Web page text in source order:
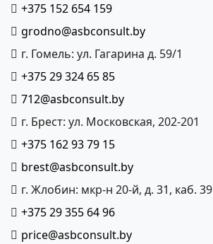
+375 152 654 159
grodno@asbconsult.by
г. Гомель: ул. Гагарина д. 59/1
+375 29 324 65 85
712@asbconsult.by
г. Брест: ул. Московская, 202-201
+375 162 93 79 15
brest@asbconsult.by
г. Жлобин: мкр-н 20-й, д. 31, каб. 39
+375 29 355 64 96
price@asbconsult.by